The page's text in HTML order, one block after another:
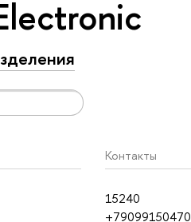
Контакты
15240
+79099150470